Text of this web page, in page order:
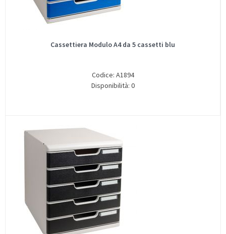
Cassettiera Modulo A4 da 5 cassetti blu
Codice: A1894
Disponibilità: 0